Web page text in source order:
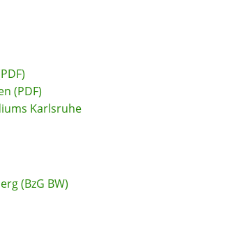
(PDF)
Karlsruhe
(BzG BW)